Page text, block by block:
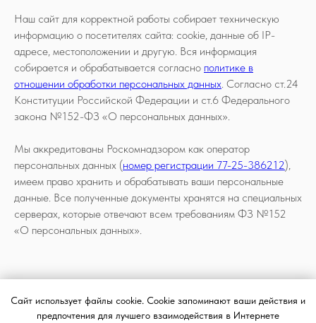
Наш сайт для корректной работы собирает техническую
информацию о посетителях сайта: cookie, данные об IP-
адресе, местоположении и другую. Вся информация
собирается и обрабатывается согласно политике в
отношении обработки персональных данных. Согласно ст.24
Конституции Российской Федерации и ст.6 Федерального
закона №152-ФЗ «О персональных данных».
Мы аккредитованы Роскомнадзором как оператор
персональных данных (номер регистрации 77-25-386212),
имеем право хранить и обрабатывать ваши персональные
данные. Все полученные документы хранятся на специальных
серверах, которые отвечают всем требованиям ФЗ №152
«О персональных данных».
Сайт использует файлы cookie. Cookie запоминают ваши действия и
предпочтения для лучшего взаимодействия в Интернете